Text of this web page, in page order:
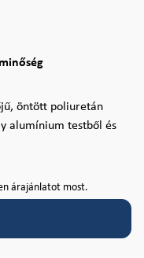
öntött poliuretán
alumínium testből és
árajánlatot most.